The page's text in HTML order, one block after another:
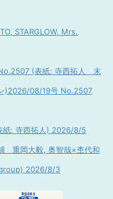
STARGLOW, Mrs.
(表紙: 寺西拓人 末
)2026/08/19号 No.2507
: 寺西拓人) 2026/8/5
重岡大毅, 奥智哉×杢代和
2026/8/3